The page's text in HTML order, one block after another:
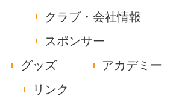
クラブ・会社情報
スポンサー
グッズ
アカデミー
リンク